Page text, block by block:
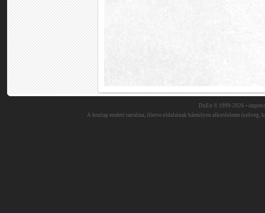
DuEn © 1999-2026 •
A honlap eredeti tartalma, illetve oldalainak bármilyen alkotóeleme (szöveg,